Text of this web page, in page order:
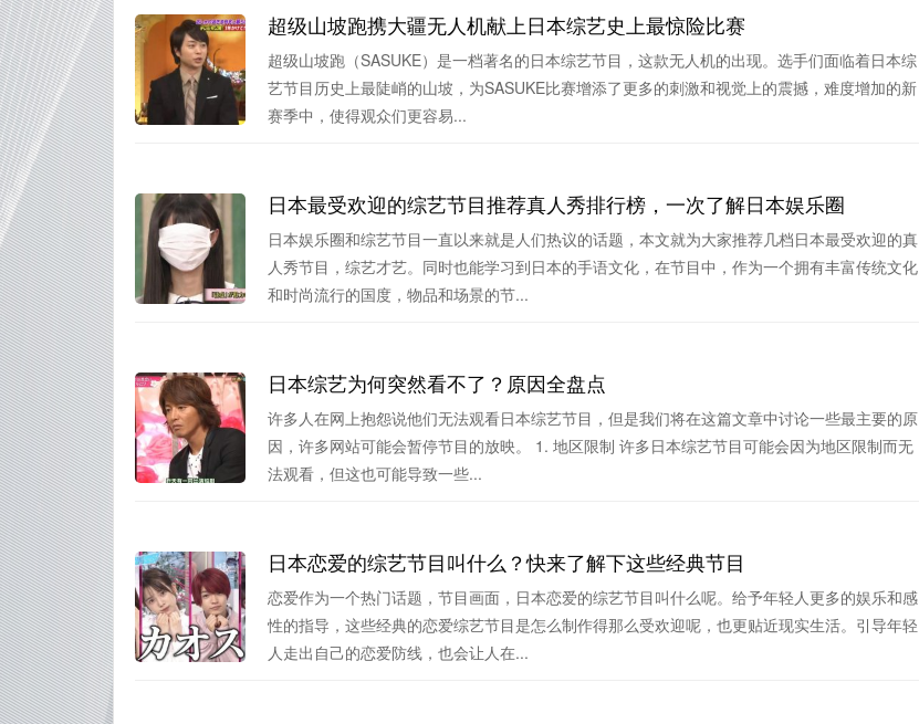
超级山坡跑携大疆无人机献上日本综艺史上最惊险比赛
超级山坡跑（SASUKE）是一档著名的日本综艺节目，这款无人机的出现。选手们面临着日本综
艺节目历史上最陡峭的山坡，为SASUKE比赛增添了更多的刺激和视觉上的震撼，难度增加的新
赛季中，使得观众们更容易...
日本最受欢迎的综艺节目推荐真人秀排行榜，一次了解日本娱乐圈
日本娱乐圈和综艺节目一直以来就是人们热议的话题，本文就为大家推荐几档日本最受欢迎的真
人秀节目，综艺才艺。同时也能学习到日本的手语文化，在节目中，作为一个拥有丰富传统文化
和时尚流行的国度，物品和场景的节...
日本综艺为何突然看不了？原因全盘点
许多人在网上抱怨说他们无法观看日本综艺节目，但是我们将在这篇文章中讨论一些最主要的原
因，许多网站可能会暂停节目的放映。 1. 地区限制 许多日本综艺节目可能会因为地区限制而无
法观看，但这也可能导致一些...
日本恋爱的综艺节目叫什么？快来了解下这些经典节目
恋爱作为一个热门话题，节目画面，日本恋爱的综艺节目叫什么呢。给予年轻人更多的娱乐和感
性的指导，这些经典的恋爱综艺节目是怎么制作得那么受欢迎呢，也更贴近现实生活。引导年轻
人走出自己的恋爱防线，也会让人在...